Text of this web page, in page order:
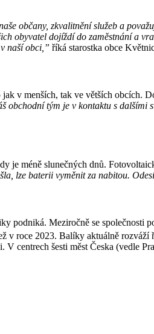
občany, zkvalitnění služeb a
obyvatel dojíždí do zaměstnání a
naší obci,” říká starostka obce
v menších, tak ve větších obcích.
obchodní tým je v kontaktu s dalšími
je méně slunečných dnů.
lze baterii vyměnit za nabitou.
podniká. Meziročně se společnosti
v roce 2023. Balíky aktuálně
centrech šesti měst Česka (vedle